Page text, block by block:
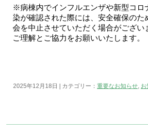
※病棟内でインフルエンザや新型コロ
染が確認された際には、安全確保のた
会を中止させていただく場合がござい
ご理解とご協力をお願いいたします。
2025年12月18日 | カテゴリー：重要なお知らせ お